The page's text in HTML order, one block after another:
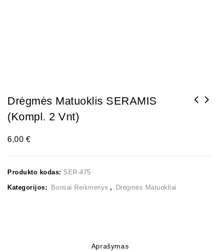
Drėgmės Matuoklis SERAMIS
(kompl. 2 Vnt)
6,00 €
Produkto kodas: SER-475
Kategorijos: Bonsai Reikmenys , Drėgmės Matuokliai
Aprašymas